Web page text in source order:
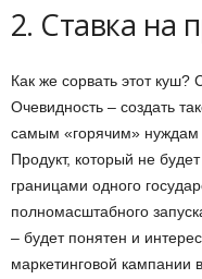
2. Ставка на
Как же сорвать этот куш?
Очевидность – создать
самым «горячим» нуждам
Продукт, который не
границами одного
полномасштабного
– будет понятен и
маркетинговой кампании